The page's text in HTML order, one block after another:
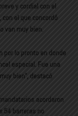
y cordial con el
el que concordó
van muy bien.
por lo pronto en donde
especial. Fue una
bien”, destacó
acordaron
54 barreras no